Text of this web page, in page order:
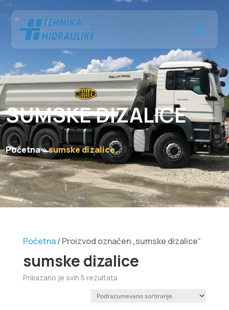
SUMSKE DIZALICE
Početna sumske dizalice
Početna/ Proizvod označen „sumske dizalice“
sumske dizalice
Prikazano je svih 5 rezultata